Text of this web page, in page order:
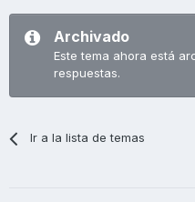
Archivado
Este tema ahora está
respuestas.
Ir a la lista de temas